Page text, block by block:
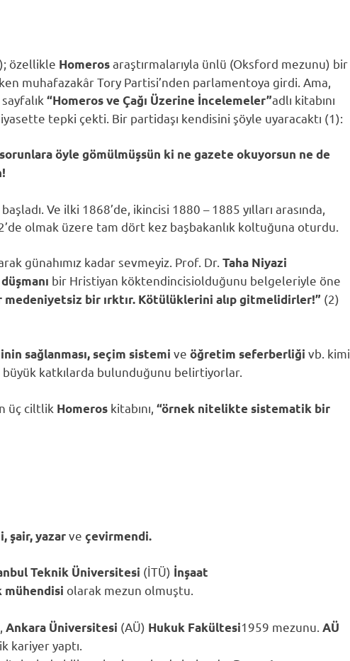
özellikle Homerosaraştırmalarıyla ünlü (Oksford mezunu) bir
muhafazakâr Tory Partisi’nden parlamentoya girdi. Ama,
“Homeros ve Çağı Üzerine İncelemeler”adlı kitabını
tepki çekti. Bir partidaşı kendisini şöyle uyaracaktı (1):
öyle gömülmüşsün ki ne gazete okuyorsun ne de
Ve ilki 1868’de, ikincisi 1880 – 1885 yılları arasında,
olmak üzere tam dört kez başbakanlık koltuğuna oturdu.
günahımız kadar sevmeyiz. Prof. Dr. Taha Niyazi
bir Hristiyan köktendincisiolduğunu belgeleriyle öne
medeniyetsiz bir ırktır. Kötülüklerini alıp gitmelidirler!” (2)
sağlanması, seçim sistemi ve öğretim seferberliği vb. kimi
katkılarda bulunduğunu belirtiyorlar.
üç ciltlik Homeros kitabını, “örnek nitelikte sistematik bir
şair, yazarve çevirmendi.
Teknik Üniversitesi (İTÜ) İnşaat
mühendisi olarak mezun olmuştu.
Ankara Üniversitesi (AÜ) Hukuk Fakültesi1959 mezunu. AÜ
kariyer yaptı.